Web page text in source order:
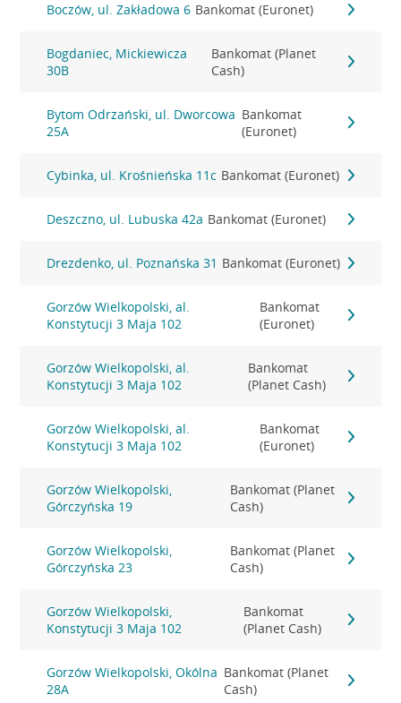
Boczów, ul. Zakładowa 6 Bankomat (Euronet)
Bogdaniec, Mickiewicza
30B
Bankomat (Planet
Cash)
Bytom Odrzański, ul. Dworcowa
25A
Bankomat
(Euronet)
Cybinka, ul. Krośnieńska 11c Bankomat (Euronet)
Deszczno, ul. Lubuska 42a Bankomat (Euronet)
Drezdenko, ul. Poznańska 31 Bankomat (Euronet)
Gorzów Wielkopolski, al.
Konstytucji 3 Maja 102
Bankomat
(Euronet)
Gorzów Wielkopolski, al.
Konstytucji 3 Maja 102
Bankomat
(Planet Cash)
Gorzów Wielkopolski, al.
Konstytucji 3 Maja 102
Bankomat
(Euronet)
Gorzów Wielkopolski,
Górczyńska 19
Bankomat (Planet
Cash)
Gorzów Wielkopolski,
Górczyńska 23
Bankomat (Planet
Cash)
Gorzów Wielkopolski,
Konstytucji 3 Maja 102
Bankomat
(Planet Cash)
Gorzów Wielkopolski, Okólna
28A
Bankomat (Planet
Cash)